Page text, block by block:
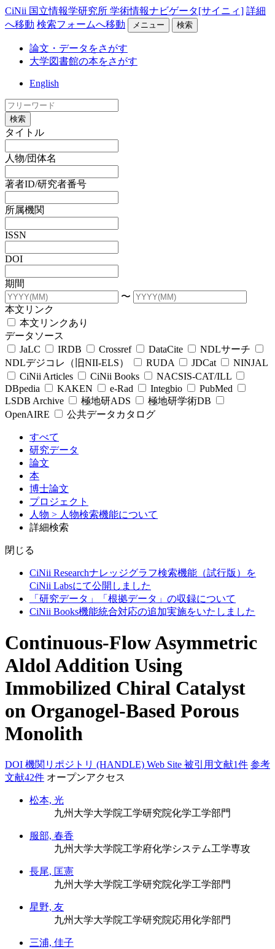
CiNii 国立情報学研究所 学術情報ナビゲータ[サイニィ] 詳細
へ移動 検索フォームへ移動 メニュー 検索
論文・データをさがす
大学図書館の本をさがす
English
検索
タイトル
人物/団体名
著者ID/研究者番号
所属機関
ISSN
DOI
期間
〜
本文リンク
本文リンクあり
データソース
JaLC
IRDB Crossref DataCite
NDLサーチ
NDLデジコレ（旧NII-ELS）
RUDA JDCat
NINJAL
CiNii Articles
CiNii Books
NACSIS-CAT/ILL
DBpedia
KAKEN e-Rad Integbio
PubMed
LSDB Archive
極地研ADS
極地研学術DB
OpenAIRE
公共データカタログ
すべて
研究データ
論文
本
博士論文
プロジェクト
人物 > 人物検索機能について
詳細検索
閉じる
CiNii Researchナレッジグラフ検索機能（試行版）を
CiNii Labsにて公開しました
「研究データ」「根拠データ」の収録について
CiNii Books機能統合対応の追加実施をいたしました
Continuous-Flow Asymmetric
Aldol Addition Using
Immobilized Chiral Catalyst
on Organogel-Based Porous
Monolith
DOI 機関リポジトリ (HANDLE) Web Site 被引用文献1件 参考
文献42件 オープンアクセス
松本, 光
九州大学大学院工学研究院化学工学部門
服部, 春香
九州大学大学院工学府化学システム工学専攻
長尾, 匡憲
九州大学大学院工学研究院化学工学部門
星野, 友
九州大学大学院工学研究院応用化学部門
三浦, 佳子